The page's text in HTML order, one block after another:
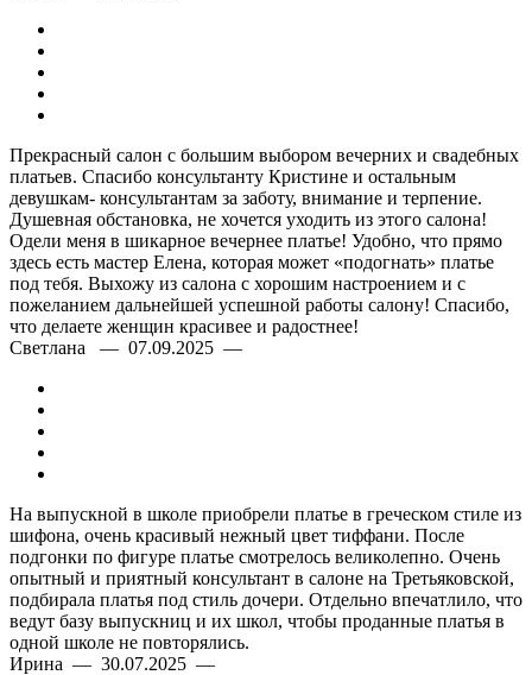
Прекрасный салон с большим выбором вечерних и свадебных
платьев. Спасибо консультанту Кристине и остальным
девушкам- консультантам за заботу, внимание и терпение.
Душевная обстановка, не хочется уходить из этого салона!
Одели меня в шикарное вечернее платье! Удобно, что прямо
здесь есть мастер Елена, которая может «подогнать» платье
под тебя. Выхожу из салона с хорошим настроением и с
пожеланием дальнейшей успешной работы салону! Спасибо,
что делаете женщин красивее и радостнее!
Светлана — 07.09.2025 —
На выпускной в школе приобрели платье в греческом стиле из
шифона, очень красивый нежный цвет тиффани. После
подгонки по фигуре платье смотрелось великолепно. Очень
опытный и приятный консультант в салоне на Третьяковской,
подбирала платья под стиль дочери. Отдельно впечатлило, что
ведут базу выпускниц и их школ, чтобы проданные платья в
одной школе не повторялись.
Ирина — 30.07.2025 —